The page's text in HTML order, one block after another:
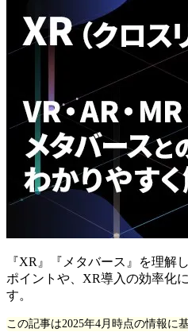
『XR』『メタバース』を理解
ポイントや、XR導入の効率化
す。
この記事は2025年4月時点の情報に